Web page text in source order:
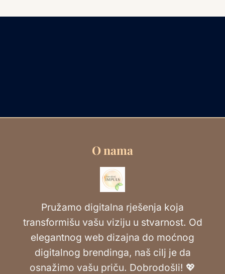
O nama
Pružamo digitalna rješenja koja
transformišu vašu viziju u stvarnost. Od
elegantnog web dizajna do moćnog
digitalnog brendinga, naš cilj je da
osnažimo vašu priču. Dobrodošli! 💖